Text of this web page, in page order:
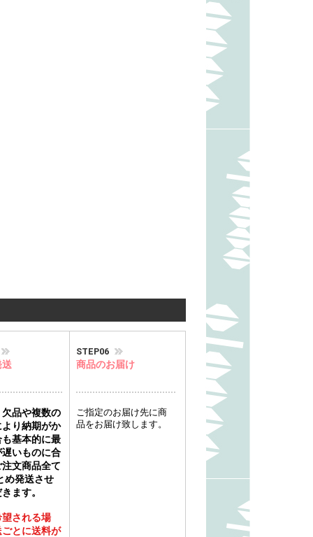
品や複数の
り納期がか
基本的に最
いものに合
文商品全て
め発送させ
ます。
される場
とに送料が
STEP06
商品のお届け
ご指定のお届け先に商
品をお届け致します。